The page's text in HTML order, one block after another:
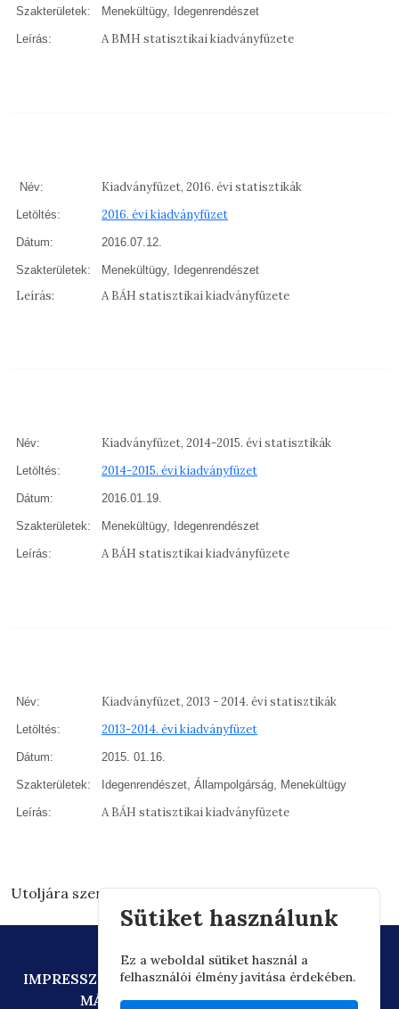
Szakterületek: Menekültügy, Idegenrendészet
Leírás: A BMH statisztikai kiadványfüzete
Név: Kiadványfüzet, 2016. évi statisztikák
Letöltés: 2016. évi kiadványfüzet
Dátum: 2016.07.12.
Szakterületek: Menekültügy, Idegenrendészet
Leírás: A BÁH statisztikai kiadványfüzete
Név: Kiadványfüzet, 2014-2015. évi statisztikák
Letöltés: 2014-2015. évi kiadványfüzet
Dátum: 2016.01.19.
Szakterületek: Menekültügy, Idegenrendészet
Leírás: A BÁH statisztikai kiadványfüzete
Név: Kiadványfüzet, 2013 - 2014. évi statisztikák
Letöltés: 2013-2014. évi kiadványfüzet
Dátum: 2015. 01.16.
Szakterületek: Idegenrendészet, Állampolgárság, Menekültügy
Leírás: A BÁH statisztikai kiadványfüzete
Utoljára szerkesztve: 2026.03.13. 07:59
IMPRESSZUMADATVÉDELEMTECHNIKAI AJÁNLÁS
MÁSOLATKÉSZÍTÉSI SZABÁLYZAT
Sütiket használunk
Ez a weboldal sütiket használ a
felhasználói élmény javítása érdekében.